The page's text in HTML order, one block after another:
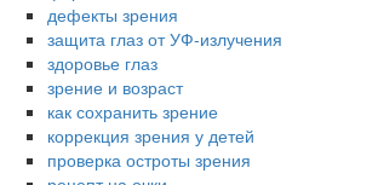
дефекты зрения
защита глаз от УФ-излучения
здоровье глаз
зрение и возраст
как сохранить зрение
коррекция зрения у детей
проверка остроты зрения